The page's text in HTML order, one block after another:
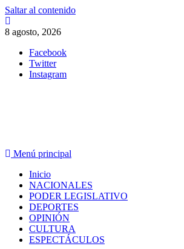
Saltar al contenido
8 agosto, 2026
Facebook
Twitter
Instagram
Menú principal
Inicio
NACIONALES
PODER LEGISLATIVO
DEPORTES
OPINIÓN
CULTURA
ESPECTÁCULOS